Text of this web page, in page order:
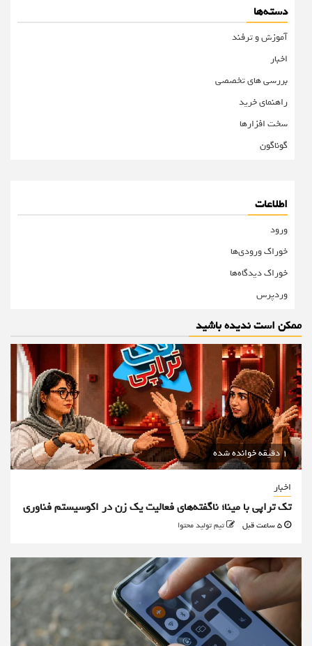
دسته‌ها
آموزش و ترفند
اخبار
بررسی های تخصصی
راهنمای خرید
سخت افزارها
گوناگون
اطلاعات
ورود
خوراک ورودی‌ها
خوراک دیدگاه‌ها
وردپرس
ممکن است ندیده باشید
1 دقیقه خوانده شده
اخبار
تک تراپی با مینا؛ ناگفته‌های فعالیت یک زن در اکوسیستم فناوری
تیم تولید محتوا